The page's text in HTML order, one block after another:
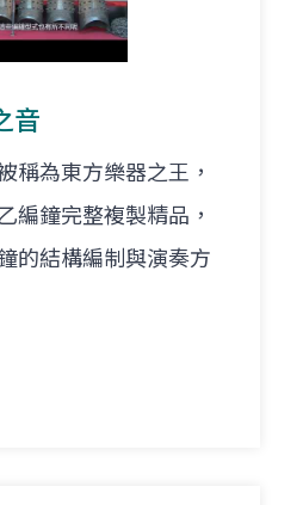
音
稱為東方樂器之王，
編鐘完整複製精品，
的結構編制與演奏方